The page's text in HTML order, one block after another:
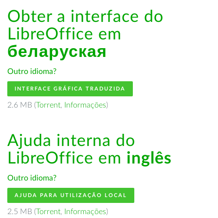
Obter a interface do
LibreOffice em
беларуская
Outro idioma?
INTERFACE GRÁFICA TRADUZIDA
2.6 MB (Torrent, Informações)
Ajuda interna do
LibreOffice em inglês
Outro idioma?
AJUDA PARA UTILIZAÇÃO LOCAL
2.5 MB (Torrent, Informações)